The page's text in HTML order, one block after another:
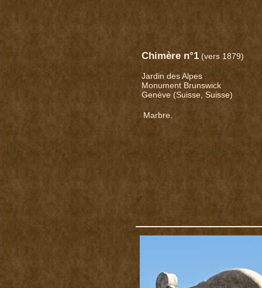
Chimère n°1(vers 1879)
Jardin des Alpes
Monument Brunswick
Genève (Suisse, Suisse)
Marbre.